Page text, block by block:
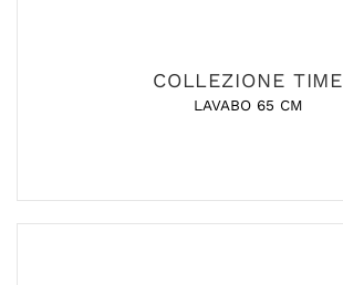
COLLEZIONE TIME
LAVABO 65 CM